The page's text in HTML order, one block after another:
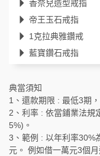
香奈兒造型戒指
帝王玉石戒指
1克拉典雅鑽戒
藍寶鑽石戒指
典當須知
1、還款期限 : 最低3期
2、利率 : 依當鋪業法規
5%)。
3、範例 : 以年利率30%
元。 例如借一萬元3個